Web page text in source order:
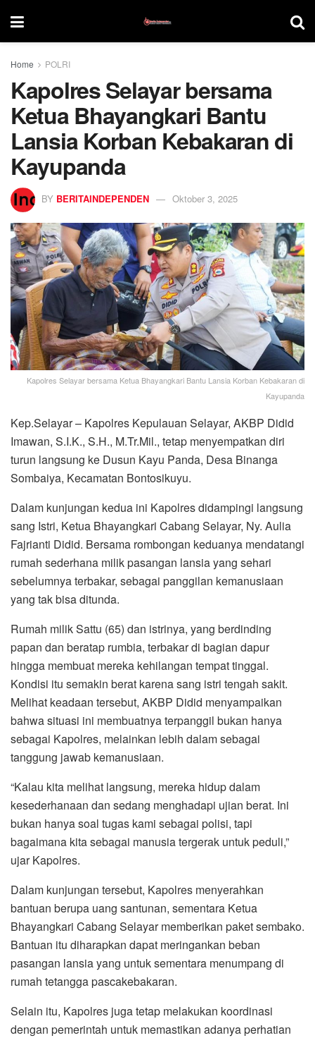
Home POLRI
Kapolres Selayar bersama
Ketua Bhayangkari Bantu
Lansia Korban Kebakaran di
Kayupanda
BY BERITAINDEPENDEN Oktober 3, 2025
Kapolres Selayar bersama Ketua Bhayangkari Bantu Lansia Korban Kebakaran di
Kayupanda
Kep.Selayar – Kapolres Kepulauan Selayar, AKBP Didid
Imawan, S.I.K., S.H., M.Tr.Mil., tetap menyempatkan diri
turun langsung ke Dusun Kayu Panda, Desa Binanga
Sombaiya, Kecamatan Bontosikuyu.
Dalam kunjungan kedua ini Kapolres didampingi langsung
sang Istri, Ketua Bhayangkari Cabang Selayar, Ny. Aulia
Fajrianti Didid. Bersama rombongan keduanya mendatangi
rumah sederhana milik pasangan lansia yang sehari
sebelumnya terbakar, sebagai panggilan kemanusiaan
yang tak bisa ditunda.
Rumah milik Sattu (65) dan istrinya, yang berdinding
papan dan beratap rumbia, terbakar di bagian dapur
hingga membuat mereka kehilangan tempat tinggal.
Kondisi itu semakin berat karena sang istri tengah sakit.
Melihat keadaan tersebut, AKBP Didid menyampaikan
bahwa situasi ini membuatnya terpanggil bukan hanya
sebagai Kapolres, melainkan lebih dalam sebagai
tanggung jawab kemanusiaan.
“Kalau kita melihat langsung, mereka hidup dalam
kesederhanaan dan sedang menghadapi ujian berat. Ini
bukan hanya soal tugas kami sebagai polisi, tapi
bagaimana kita sebagai manusia tergerak untuk peduli,”
ujar Kapolres.
Dalam kunjungan tersebut, Kapolres menyerahkan
bantuan berupa uang santunan, sementara Ketua
Bhayangkari Cabang Selayar memberikan paket sembako.
Bantuan itu diharapkan dapat meringankan beban
pasangan lansia yang untuk sementara menumpang di
rumah tetangga pascakebakaran.
Selain itu, Kapolres juga tetap melakukan koordinasi
dengan pemerintah untuk memastikan adanya perhatian